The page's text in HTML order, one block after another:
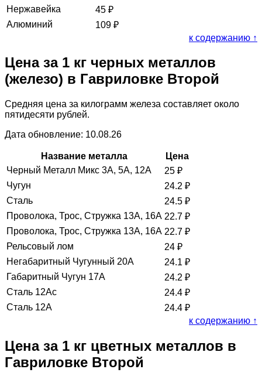
Нержавейка
45 ₽
Алюминий
109 ₽
к содержанию ↑
Цена за 1 кг черных металлов
(железо) в Гавриловке Второй
Средняя цена за килограмм железа составляет около
пятидесяти рублей.
Дата обновление: 10.08.26
Название металла
Цена
Черный Металл Микс 3А, 5А, 12А
25 ₽
Чугун
24.2 ₽
Сталь
24.5 ₽
Проволока, Трос, Стружка 13А, 16А 22.7 ₽
Проволока, Трос, Стружка 13А, 16А 22.7 ₽
Рельсовый лом
24 ₽
Негабаритный Чугунный 20А
24.1 ₽
Габаритный Чугун 17А
24.2 ₽
Сталь 12Ас
24.4 ₽
Сталь 12А
24.4 ₽
к содержанию ↑
Цена за 1 кг цветных металлов в
Гавриловке Второй